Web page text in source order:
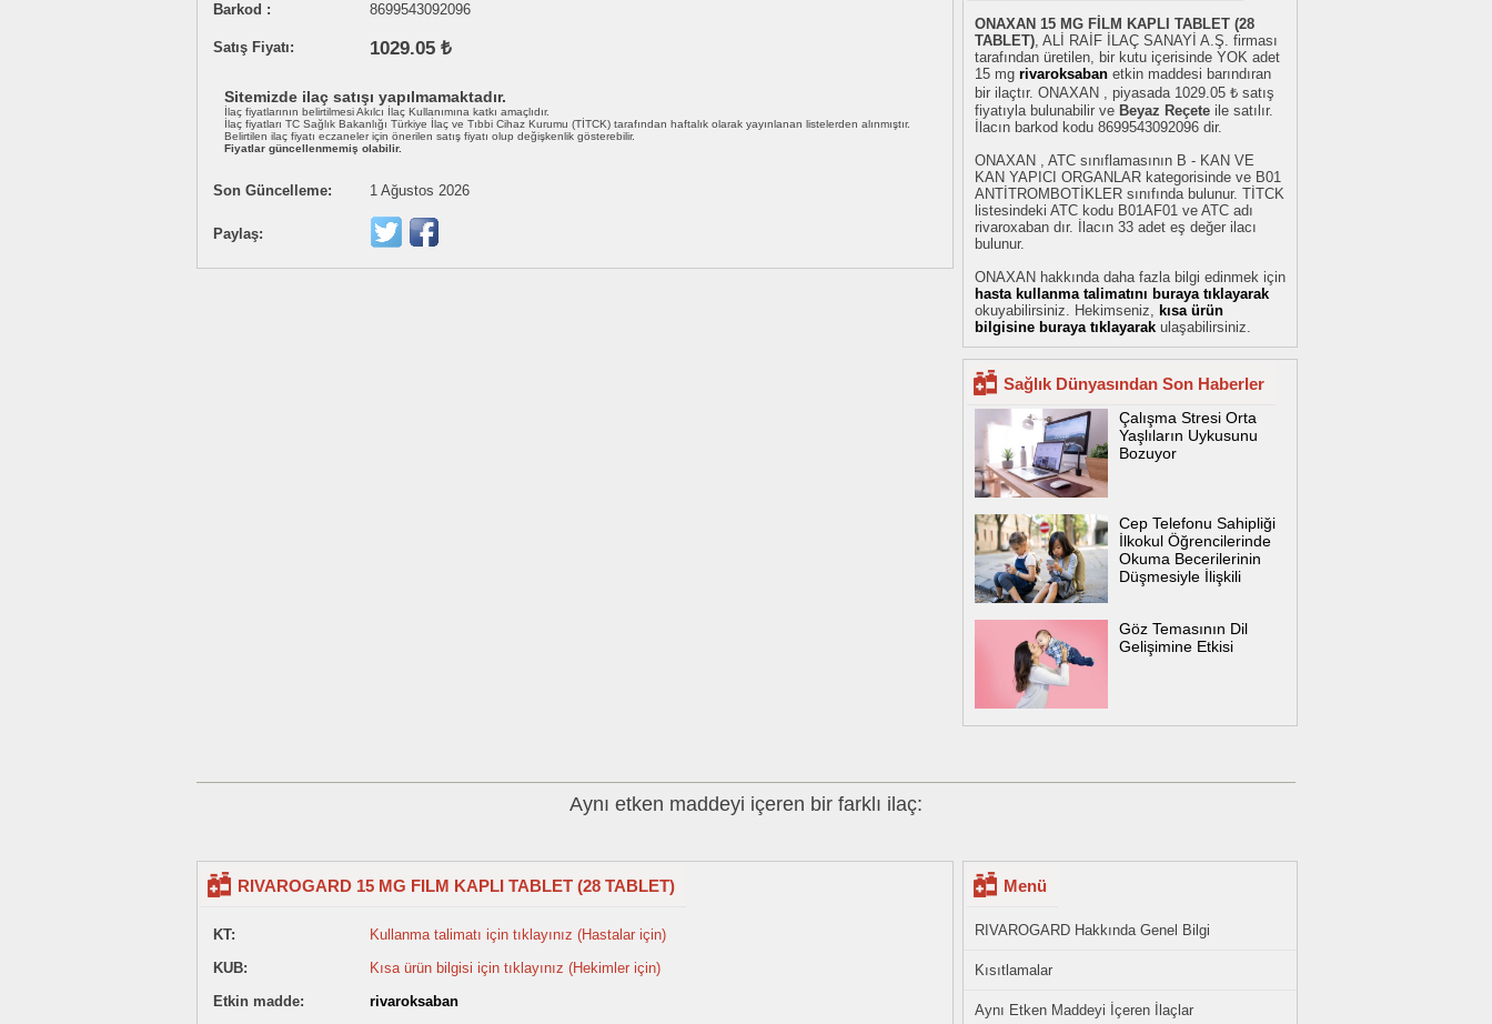
Barkod :
8699543092096
Satış Fiyatı: 1029.05 ₺
Sitemizde ilaç satışı yapılmamaktadır.
İlaç fiyatlarının belirtilmesi Akılcı İlaç Kullanımına katkı amaçlıdır.
İlaç fiyatları TC Sağlık Bakanlığı Türkiye İlaç ve Tıbbi Cihaz Kurumu (TİTCK) tarafından haftalık olarak yayınlanan listelerden alınmıştır.
Belirtilen ilaç fiyatı eczaneler için önerilen satış fiyatı olup değişkenlik gösterebilir.
Fiyatlar güncellenmemiş olabilir.
Son Güncelleme: 1 Ağustos 2026
Paylaş:
ONAXAN 15 MG FİLM KAPLI TABLET (28
TABLET), ALİ RAİF İLAÇ SANAYİ A.Ş. firması
tarafından üretilen, bir kutu içerisinde YOK adet
15 mg rivaroksaban etkin maddesi barındıran
bir ilaçtır. ONAXAN , piyasada 1029.05 ₺ satış
fiyatıyla bulunabilir ve Beyaz Reçete ile satılır.
İlacın barkod kodu 8699543092096 dir.
ONAXAN , ATC sınıflamasının B - KAN VE
KAN YAPICI ORGANLAR kategorisinde ve B01
ANTİTROMBOTİKLER sınıfında bulunur. TİTCK
listesindeki ATC kodu B01AF01 ve ATC adı
rivaroxaban dır. İlacın 33 adet eş değer ilacı
bulunur.
ONAXAN hakkında daha fazla bilgi edinmek için
hasta kullanma talimatını buraya tıklayarak
okuyabilirsiniz. Hekimseniz, kısa ürün
bilgisine buraya tıklayarak ulaşabilirsiniz.
Sağlık Dünyasından Son Haberler
Çalışma Stresi Orta
Yaşlıların Uykusunu
Bozuyor
Cep Telefonu Sahipliği
İlkokul Öğrencilerinde
Okuma Becerilerinin
Düşmesiyle İlişkili
Göz Temasının Dil
Gelişimine Etkisi
Aynı etken maddeyi içeren bir farklı ilaç:
RIVAROGARD 15 MG FILM KAPLI TABLET (28 TABLET)
KT:
Kullanma talimatı için tıklayınız (Hastalar için)
KUB:
Kısa ürün bilgisi için tıklayınız (Hekimler için)
Etkin madde:
rivaroksaban
Menü
RIVAROGARD Hakkında Genel Bilgi
Kısıtlamalar
Aynı Etken Maddeyi İçeren İlaçlar